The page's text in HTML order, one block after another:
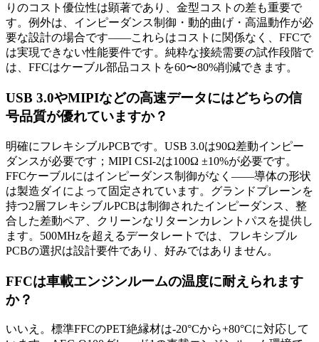
りのコスト優位性は顕著であり、金型コストの差も重要で
す。例外は、インピーダンス制御・動的曲げ・高温動作が必
要な設計の場合です——これらはコストに関係なく、FFCで
は実現できない性能要件です。純粋な接続需要の試作段階で
は、FFCはケーブル部品コストを60〜80%削減できます。
USB 3.0やMIPIなどの高速データにはどちらの信
号品質が優れていますか？
明確にフレキシブルPCBです。USB 3.0は90Ω差動インピー
ダンスが必要です；MIPI CSI-2は100Ω ±10%が必要です。
FFCケーブルにはインピーダンス制御がなく——導体の形状
は製造ダイによって固定されています。グランドプレーンを
持つ2層フレキシブルPCBは制御されたインピーダンス、整
合した差動ペア、クリーンなリターンカレントパスを提供し
ます。500MHzを超えるデータレートでは、フレキシブル
PCBの選択は設計要件であり、好みではありません。
FFCは車載エンジンルームの温度に耐えられます
か？
いいえ。標準FFCのPET絶縁材は-20°Cから+80°Cに対応して